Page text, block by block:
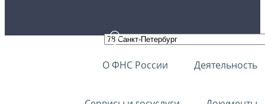
О ФНС России Деятельность